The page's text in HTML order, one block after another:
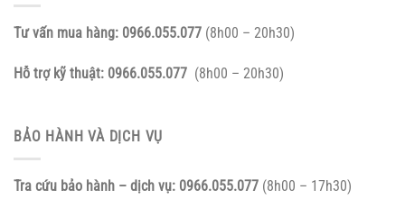
Tư vấn mua hàng: 0966.055.077 (8h00 – 20h30)
Hỗ trợ kỹ thuật: 0966.055.077 (8h00 – 20h30)
BẢO HÀNH VÀ DỊCH VỤ
Tra cứu bảo hành – dịch vụ: 0966.055.077 (8h00 – 17h30)